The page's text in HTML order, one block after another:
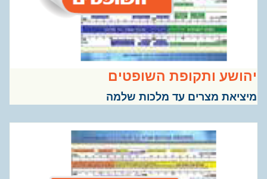
ותקופת השופטים
מצרים עד מלכות שלמה